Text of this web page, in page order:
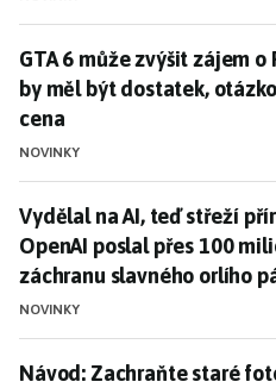
GTA 6 může zvýšit zájem
GTA 6 může zvýšit zájem o
by měl být dostatek,
cena
NOVINKY
Vydělal na AI, teď střeží
Vydělal na AI, teď střeží
OpenAI poslal přes 100
záchranu slavného orlího
NOVINKY
Návod: Zachraňte staré
Návod: Zachraňte staré